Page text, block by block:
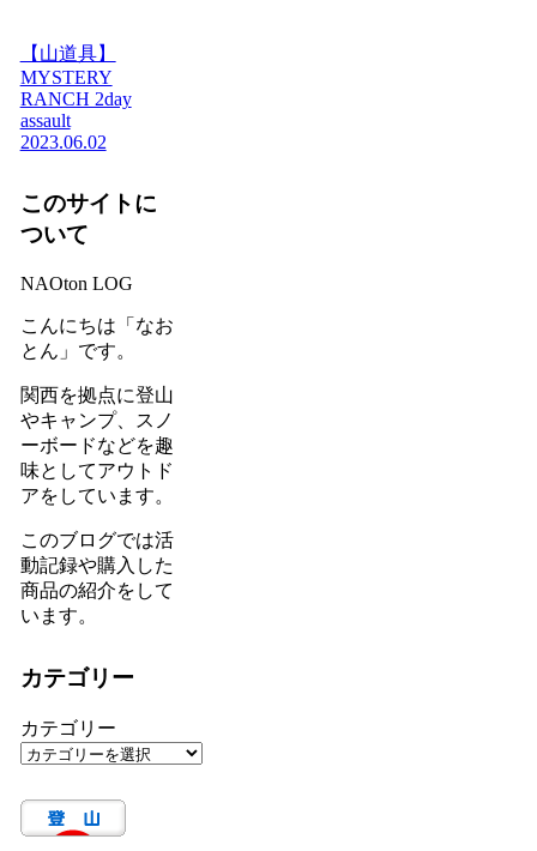
【山道具】
MYSTERY
RANCH 2day
assault
2023.06.02
このサイトに
ついて
NAOton LOG
こんにちは「なお
とん」です。
関西を拠点に登山
やキャンプ、スノ
ーボードなどを趣
味としてアウトド
アをしています。
このブログでは活
動記録や購入した
商品の紹介をして
います。
カテゴリー
カテゴリー